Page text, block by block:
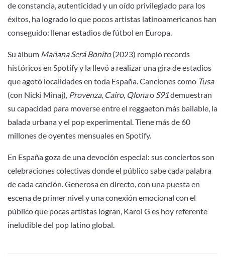
de constancia, autenticidad y un oído privilegiado para los
éxitos, ha logrado lo que pocos artistas latinoamericanos han
conseguido: llenar estadios de fútbol en Europa.
Su álbum Mañana Será Bonito(2023) rompió records
históricos en Spotify y la llevó a realizar una gira de estadios
que agotó localidades en toda España. Canciones como Tusa
(con Nicki Minaj), Provenza, Cairo, Qlonao S91demuestran
su capacidad para moverse entre el reggaeton más bailable, la
balada urbana y el pop experimental. Tiene más de 60
millones de oyentes mensuales en Spotify.
En España goza de una devoción especial: sus conciertos son
celebraciones colectivas donde el público sabe cada palabra
de cada canción. Generosa en directo, con una puesta en
escena de primer nivel y una conexión emocional con el
público que pocas artistas logran, Karol G es hoy referente
ineludible del pop latino global.